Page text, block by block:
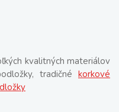
kvalitných materiálov
tradičné korkové